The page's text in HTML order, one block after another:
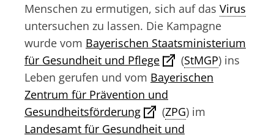
Menschen zu ermutigen, sich auf das Virus
untersuchen zu lassen. Die Kampagne
wurde vom Bayerischen Staatsministerium
für Gesundheit und Pflege
(StMGP) ins
Leben gerufen und vom Bayerischen
Zentrum für Prävention und
Gesundheitsförderung
(ZPG) im
Landesamt für Gesundheit und